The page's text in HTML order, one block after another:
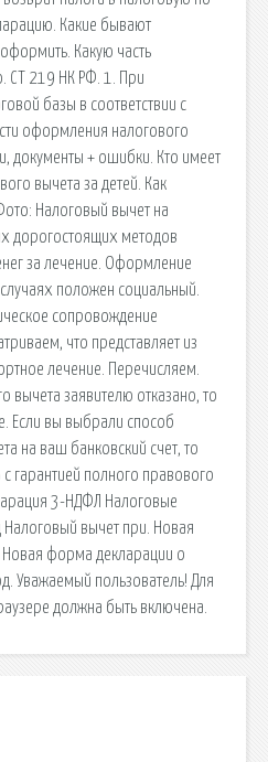
Какие бывают
Какую часть
СТ 219 НК РФ. 1. При
базы в соответствии с
оформления налогового
документы + ошибки. Кто имеет
вычета за детей. Как
Налоговый вычет на
дорогостоящих методов
за лечение. Оформление
положен социальный.
сопровождение
что представляет из
лечение. Перечисляем.
вычета заявителю отказано, то
Если вы выбрали способ
на ваш банковский счет, то
гарантией полного правового
3-НДФЛ Налоговые
вычет при. Новая
форма декларации о
Уважаемый пользователь! Для
должна быть включена.